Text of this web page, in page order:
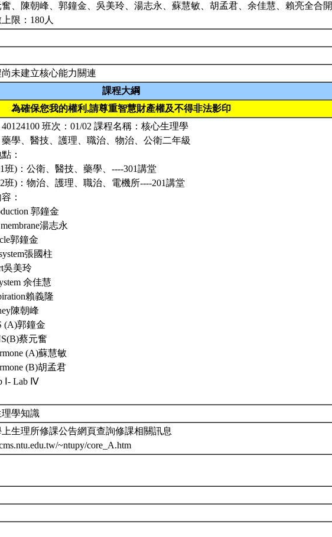
、陳朝峰、郭鐘金、吳美玲、湯志永、蘇慧敏、胡孟君、余佳慧、賴亮全合開
限：180人
未建立核心能力關連
課程大綱
為確保您我的權利,請尊重智慧財產權及不得非法影印
班次：01/02 課程名稱：核心生理學
學、醫技、護理、職治、物治、公衛二年級
：
班)：公衛、醫技、藥學、----301講堂
班)：物治、護理、職治、電機所----201講堂
：
郭鐘金
湯志永
郭鐘金
張國柱
吳美玲
余佳慧
賴義隆
陳朝峰
(A)郭鐘金
蔡元奮
(A)蘇慧敏
(B)胡孟君
Ⅰ- Lab Ⅳ
學知識
生理所修課公告網頁查詢修課相關訊息
~ntupy/core_A.htm